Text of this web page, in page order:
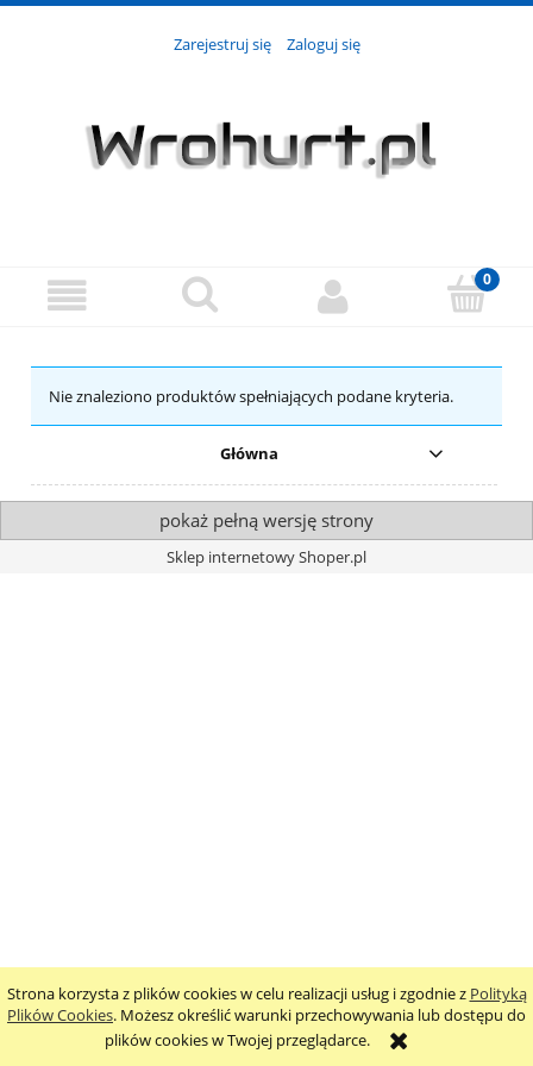
Strona korzysta z plików cookies w celu realizacji usług i zgodnie z Polityką
Plików Cookies. Możesz określić warunki przechowywania lub dostępu do
plików cookies w Twojej przeglądarce.
Zarejestruj się Zaloguj się
Nie znaleziono produktów spełniających podane kryteria.
Główna
pokaż pełną wersję strony
Sklep internetowy Shoper.pl